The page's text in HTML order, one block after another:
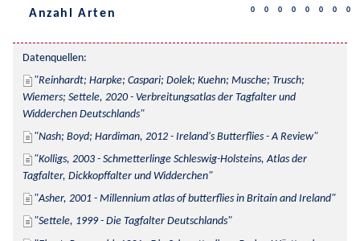
Anzahl Arten 0 0 0 0 0 0 0 0
Datenquellen:
Reinhardt; Harpke; Caspari; Dolek; Kuehn; Musche; Trusch;
Wiemers; Settele, 2020 - Verbreitungsatlas der Tagfalter und
Widderchen Deutschlands
Nash; Boyd; Hardiman, 2012 - Ireland's Butterflies - A Review
Kolligs, 2003 - Schmetterlinge Schleswig-Holsteins, Atlas der
Tagfalter, Dickkopffalter und Widderchen
Asher, 2001 - Millennium atlas of butterflies in Britain and Ireland
Settele, 1999 - Die Tagfalter Deutschlands